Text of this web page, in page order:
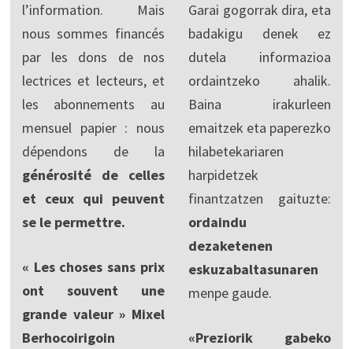
l’information. Mais
nous sommes financés
par les dons de nos
lectrices et lecteurs, et
les abonnements au
mensuel papier : nous
dépendons de la
générosité de celles
et ceux qui peuvent
se le permettre.
« Les choses sans prix
ont souvent une
grande valeur » Mixel
Berhocoirigoin
Garai gogorrak dira, eta
badakigu denek ez
dutela informazioa
ordaintzeko ahalik.
Baina irakurleen
emaitzek eta paperezko
hilabetekariaren
harpidetzek
finantzatzen gaituzte:
ordaindu
dezaketenen
eskuzabaltasunaren
menpe gaude.
«Preziorik gabeko